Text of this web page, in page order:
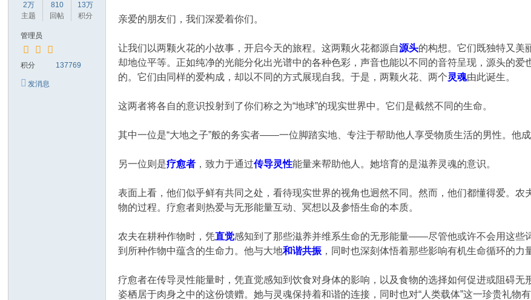
2万
主题
810
回帖
13万
积分
管理员
积分 137769
发消息
亲爱的朋友们，我们深爱着你们。
让我们以两颗火花的小故事，开启今天的旅程。这两颗火花都源自源头的构想。它们既独特又美
却地位平等。正如纯净的光能分化出光谱中的各种色彩，声音也能以不同的音符呈现，源头的
的。它们由同样的爱构成，却以不同的方式展现自我。于是，两颗火花、两个灵魂由此诞生。
这两者将各自的意识投射到了你们称之为“地球”的现实世界中。它们是截然不同的生命。
其中一位是“大地之子”般的务实者——一位脚踏实地、专注于帮助他人享受物质生活的男性。他
另一位则是疗愈者 ，致力于通过传导灵性能量来帮助他人。她培育的是滋养灵魂的意识。
表面上看，他们似乎鲜有共同之处，看待现实世界的视角也迥然不同。然而，他们都懂得爱。
物的过程。疗愈者则热爱与无形能量互动、冥想以及参悟生命的本质。
农夫在耕种作物时，凭直觉感知到了那些滋养并维系生命的无形能量——尽管他或许不会用这些
到所种作物中蕴含的生命力。他与大地和谐共振 ，同时也深刻体悟着那些影响有机生命循环的力
疗愈者在传导灵性能量时，凭直觉感知到饮食对身体的影响，以及食物的选择如何促进或阻碍
姿栖居于肉身之中的这份馈赠。她与灵魂保持着和谐的连接，同时也对“人类载体”这一珍贵礼物有